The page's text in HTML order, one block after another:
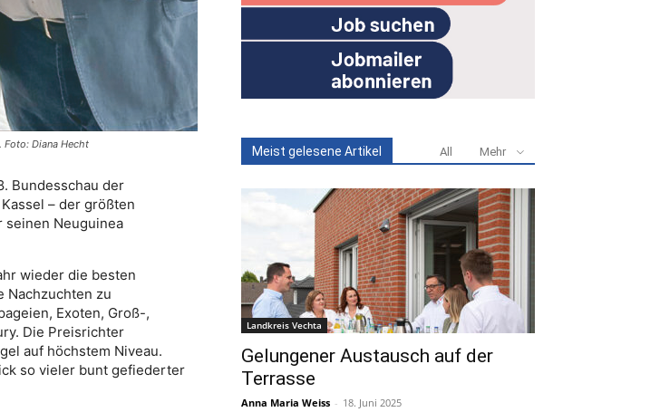
Foto: Diana Hecht
Bundesschau der
– der größten
seinen Neuguinea
wieder die besten
Nachzuchten zu
Exoten, Groß-,
Die Preisrichter
auf höchstem Niveau.
so vieler bunt gefiederter
Meist gelesene Artikel All Mehr
Landkreis Vechta
Gelungener Austausch auf der
Terrasse
Anna Maria Weiss - 18. Juni 2025